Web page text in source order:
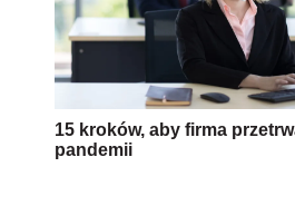
15 kroków, aby firma
pandemii